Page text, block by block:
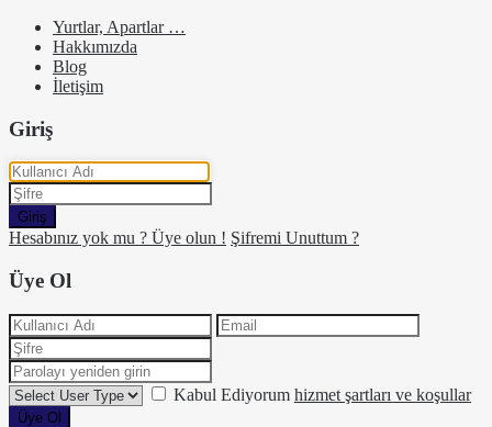
Yurtlar, Apartlar …
Hakkımızda
Blog
İletişim
Giriş
Giriş
Hesabınız yok mu ? Üye olun ! Şifremi Unuttum ?
Üye Ol
Kabul Ediyorum hizmet şartları ve koşullar
Üye Ol